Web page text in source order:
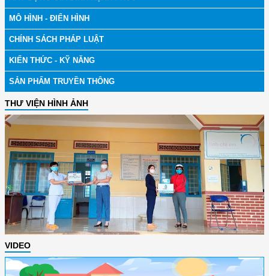
MÔ HÌNH - ĐIỂN HÌNH
CHÍNH SÁCH PHÁP LUẬT
KIẾN THỨC - KỸ NĂNG
SẢN PHẨM TRUYỀN THÔNG
THƯ VIỆN HÌNH ẢNH
VIDEO